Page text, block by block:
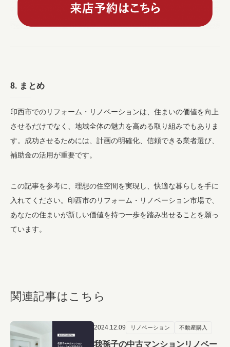
8. まとめ
印西市でのリフォーム・リノベーションは、住まいの価値を向上
させるだけでなく、地域全体の魅力を高める取り組みでもありま
す。成功させるためには、計画の明確化、信頼できる業者選び、
補助金の活用が重要です。
この記事を参考に、理想の住空間を実現し、快適な暮らしを手に
入れてください。印西市のリフォーム・リノベーション市場で、
あなたの住まいが新しい価値を持つ一歩を踏み出せることを願っ
ています。
関連記事はこちら
2024.12.09 リノベーション 不動産購入
我孫子の中古マンションリノベー